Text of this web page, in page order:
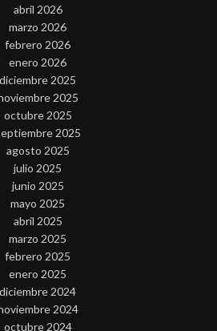
abril 2026
marzo 2026
febrero 2026
enero 2026
diciembre 2025
2025
octubre 2025
2025
agosto 2025
julio 2025
junio 2025
mayo 2025
abril 2025
marzo 2025
febrero 2025
enero 2025
diciembre 2024
2024
octubre 2024